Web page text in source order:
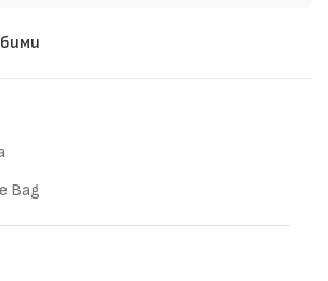
Bag